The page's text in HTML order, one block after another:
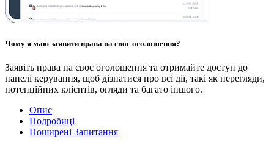
Чому я маю заявити права на своє оголошення?
Заявіть права на своє оголошення та отримайте доступ до
панелі керування, щоб дізнатися про всі дії, такі як перегляди,
потенційних клієнтів, огляди та багато іншого.
Опис
Подробиці
Поширені Запитання